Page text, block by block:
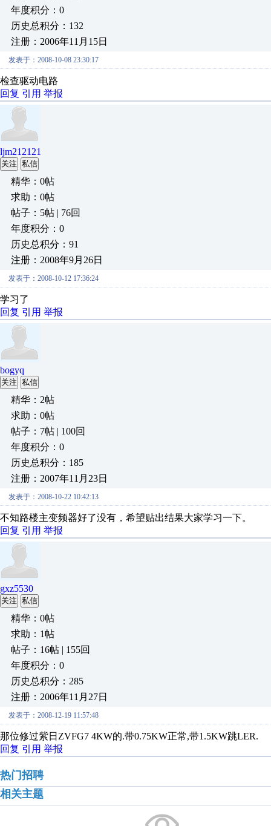
年度积分：0
历史总积分：132
注册：2006年11月15日
发表于：2008-10-08 23:30:17
检查驱动电路
回复 引用 举报
ljm212121
关注 私信
精华：0帖
求助：0帖
帖子：5帖 | 76回
年度积分：0
历史总积分：91
注册：2008年9月26日
发表于：2008-10-12 17:36:24
学习了
回复 引用 举报
bogyq
关注 私信
精华：2帖
求助：0帖
帖子：7帖 | 100回
年度积分：0
历史总积分：185
注册：2007年11月23日
发表于：2008-10-22 10:42:13
不知路楼主变频器好了没有，希望贴出结果大家学习一下。
回复 引用 举报
gxz5530
关注 私信
精华：0帖
求助：1帖
帖子：16帖 | 155回
年度积分：0
历史总积分：285
注册：2006年11月27日
发表于：2008-12-19 11:57:48
那位修过紫日ZVFG7 4KW的.带0.75KW正常,带1.5KW跳LER.
回复 引用 举报
热门招聘
相关主题